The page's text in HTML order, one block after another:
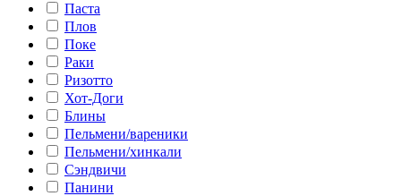
Паста
Плов
Поке
Раки
Ризотто
Хот-Доги
Блины
Пельмени/вареники
Пельмени/хинкали
Сэндвичи
Панини